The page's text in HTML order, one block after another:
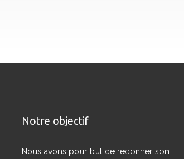
Notre objectif
Nous avons pour but de redonner son